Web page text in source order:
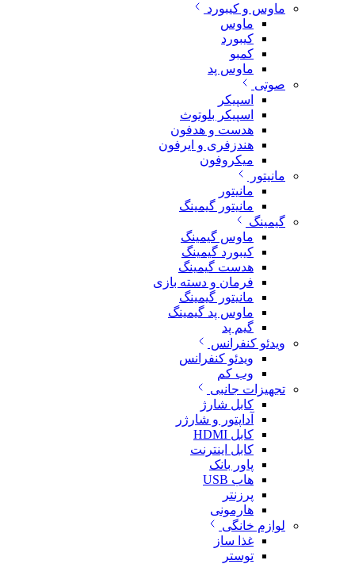
ماوس و کیبورد
ماوس
کیبورد
کمبو
ماوس پد
صوتی
اسپیکر
اسپیکر بلوتوث
هدست و هدفون
هندزفری و ایرفون
میکروفون
مانیتور
مانیتور
مانیتور گیمینگ
گیمینگ
ماوس گیمینگ
کیبورد گیمینگ
هدست گیمینگ
فرمان و دسته بازی
مانیتور گیمینگ
ماوس پد گیمینگ
گیم پد
ویدئو کنفرانس
ویدئو کنفرانس
وب کم
تجهیزات جانبی
کابل شارژ
آداپتور و شارژر
کابل HDMI
کابل اینترنت
پاور بانک
هاب USB
پرزنتر
هارمونی
لوازم خانگی
غذا ساز
توستر